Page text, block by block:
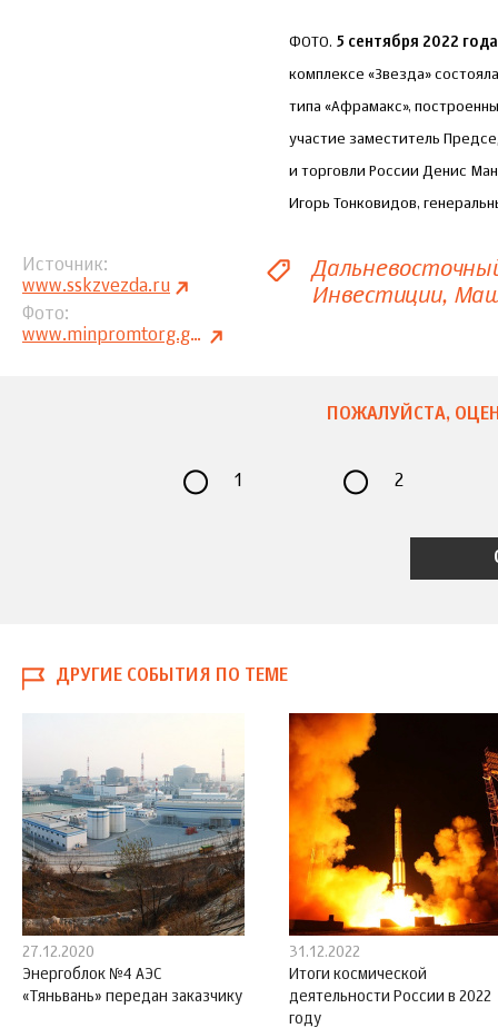
ФОТО. 5 сентября 2022 года
комплексе «Звезда»
типа «Афрамакс»,
участие заместитель
и торговли России Денис
Игорь Тонковидов,
Источник
www.sskzvezda.ru
Фото
www.minpromtorg.gov.ru
Инвестиции
ПОЖАЛУЙСТА,
1 2
ДРУГИЕ СОБЫТИЯ ПО ТЕМЕ
27.12.2020
Энергоблок №4 АЭС
«Тяньвань» передан заказчику
31.12.2022
Итоги космической
деятельности России в 2022
году